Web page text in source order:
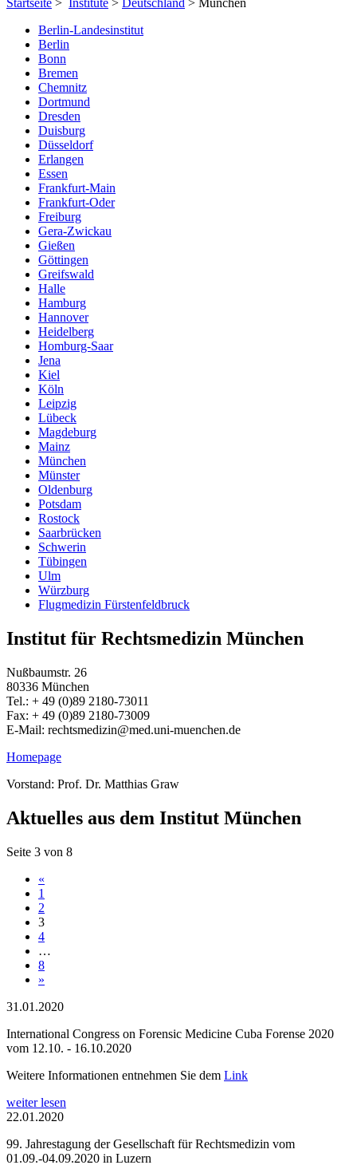
Startseite > Institute > Deutschland > München
Berlin-Landesinstitut
Berlin
Bonn
Bremen
Chemnitz
Dortmund
Dresden
Duisburg
Düsseldorf
Erlangen
Essen
Frankfurt-Main
Frankfurt-Oder
Freiburg
Gera-Zwickau
Gießen
Göttingen
Greifswald
Halle
Hamburg
Hannover
Heidelberg
Homburg-Saar
Jena
Kiel
Köln
Leipzig
Lübeck
Magdeburg
Mainz
München
Münster
Oldenburg
Potsdam
Rostock
Saarbrücken
Schwerin
Tübingen
Ulm
Würzburg
Flugmedizin Fürstenfeldbruck
Institut für Rechtsmedizin München
Nußbaumstr. 26
80336 München
Tel.: + 49 (0)89 2180-73011
Fax: + 49 (0)89 2180-73009
E-Mail: rechtsmedizin@med.uni-muenchen.de
Homepage
Vorstand: Prof. Dr. Matthias Graw
Aktuelles aus dem Institut München
Seite 3 von 8
«
1
2
3
4
…
8
»
31.01.2020
International Congress on Forensic Medicine Cuba Forense 2020
vom 12.10. - 16.10.2020
Weitere Informationen entnehmen Sie dem Link
weiter lesen
22.01.2020
99. Jahrestagung der Gesellschaft für Rechtsmedizin vom
01.09.-04.09.2020 in Luzern